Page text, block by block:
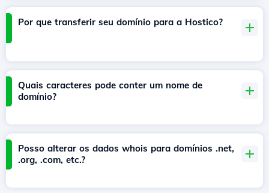
Por que transferir seu domínio para a Hostico?
Quais caracteres pode conter um nome de
domínio?
Posso alterar os dados whois para domínios .net,
.org, .com, etc.?